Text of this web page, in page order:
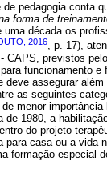
pedagogia conta
forma de
década os
2016, p. 17),
CAPS, previstos
funcionamento
assegurar
as seguintes
menor importância
1980, a
do projeto
casa ou a vida
formação especial